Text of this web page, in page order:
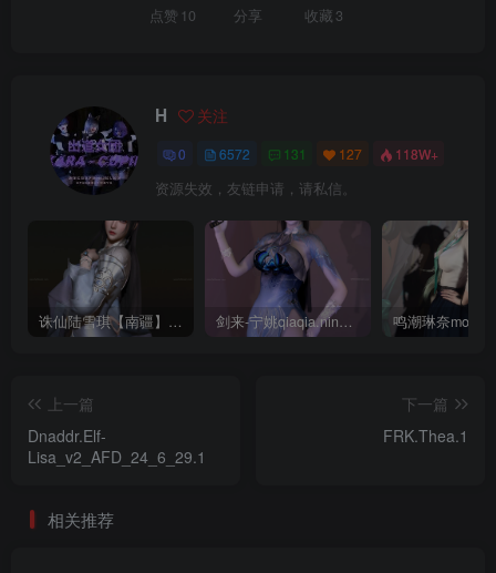
点赞 10 分享 收藏 3
H 关注
0 6572 131 127 118W+
资源失效，友链申请，请私信。
诛仙陆雪琪【南疆】CoveRig 剑来-宁姚qiaqia.ningyao-re.1
上一篇
Dnaddr.Elf-
Lisa_v2_AFD_24_6_29.1
下一篇
FRK.Thea.1
相关推荐